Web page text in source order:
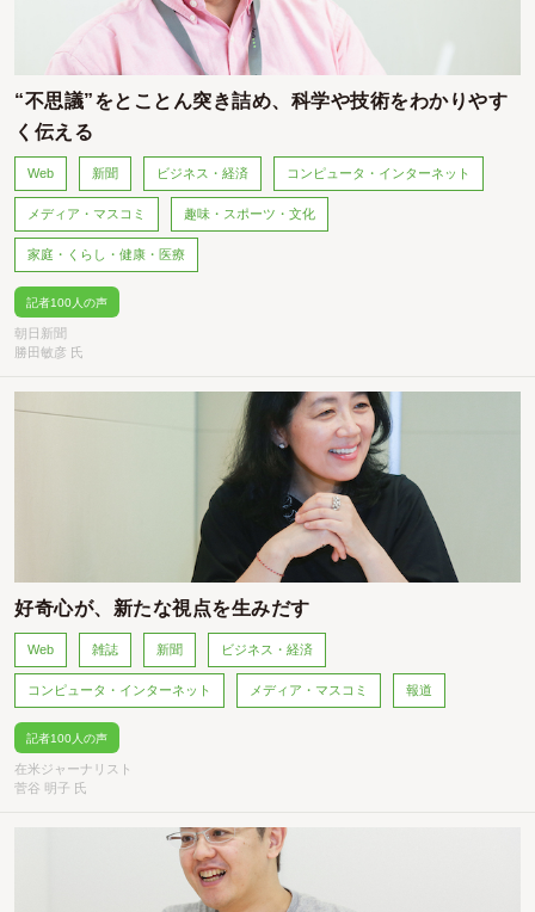
“不思議”をとことん突き詰め、科学や技術をわかりやす
く伝える
Web 新聞 ビジネス・経済 コンピュータ・インターネット
メディア・マスコミ 趣味・スポーツ・文化
家庭・くらし・健康・医療
記者100人の声
朝日新聞
勝田敏彦 氏
好奇心が、新たな視点を生みだす
Web 雑誌 新聞 ビジネス・経済
コンピュータ・インターネット メディア・マスコミ 報道
記者100人の声
在米ジャーナリスト
菅谷 明子 氏